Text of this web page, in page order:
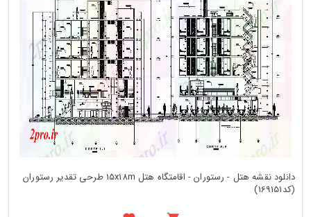
دانلود نقشه هتل - رستوران - اقامتگاه هتل 15x18m طرحی تقدیر رستوران
(کد169151)